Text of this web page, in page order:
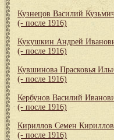
Кузнецов Василий
(- после 1916)
Кукушкин Андрей
(- после 1916)
Кувшинова Прасковья
(- после 1916)
Кербунов Василий
(- после 1916)
Кириллов Семен
(- после 1916)